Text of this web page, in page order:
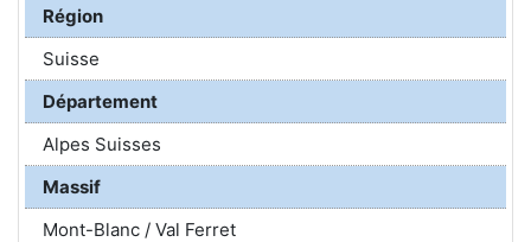
Région
Suisse
Département
Alpes Suisses
Massif
Mont-Blanc / Val Ferret